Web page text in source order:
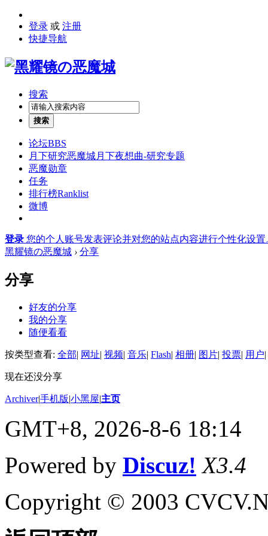
登录 或 注册
快捷导航
搜索
搜索
论坛BBS
月下研究恶魔城月下夜想曲-研究专题
恶魔勋章
任务
排行榜Ranklist
微博
登录 您的个人账号发表评论并对您的站点内容进行个性化设置
黑耀镜の恶魔城 › 分享
分享
好友的分享
我的分享
随便看看
按类型查看: 全部| 网址| 视频| 音乐| Flash| 相册| 图片| 投票| 用户|
现在还没分享
Archiver|手机版|小黑屋|主页
GMT+8, 2026-8-6 18:14
Powered by Discuz! X3.4
Copyright © 2003